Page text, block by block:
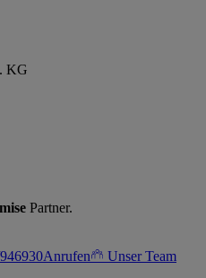
KG
Partner.
Anrufen
Unser Team